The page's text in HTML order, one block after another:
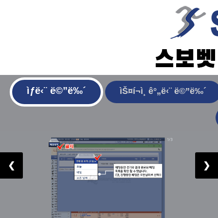
ìƒë‹¨ ë©”ë‰´ ìŠ¤í¬ì¸ ê°„ë‹¨ ë©”ë‰´
❮ ❯